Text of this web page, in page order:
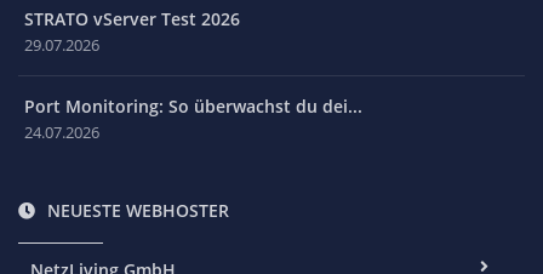
STRATO vServer Test 2026
29.07.2026
Port Monitoring: So überwachst du dei...
24.07.2026
NEUESTE WEBHOSTER
NetzLiving GmbH